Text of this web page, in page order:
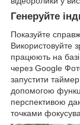
Генеруйте
Показуйте
Використовуйте
працюють на
через Google
запустити
допомогою
перспективою
точками